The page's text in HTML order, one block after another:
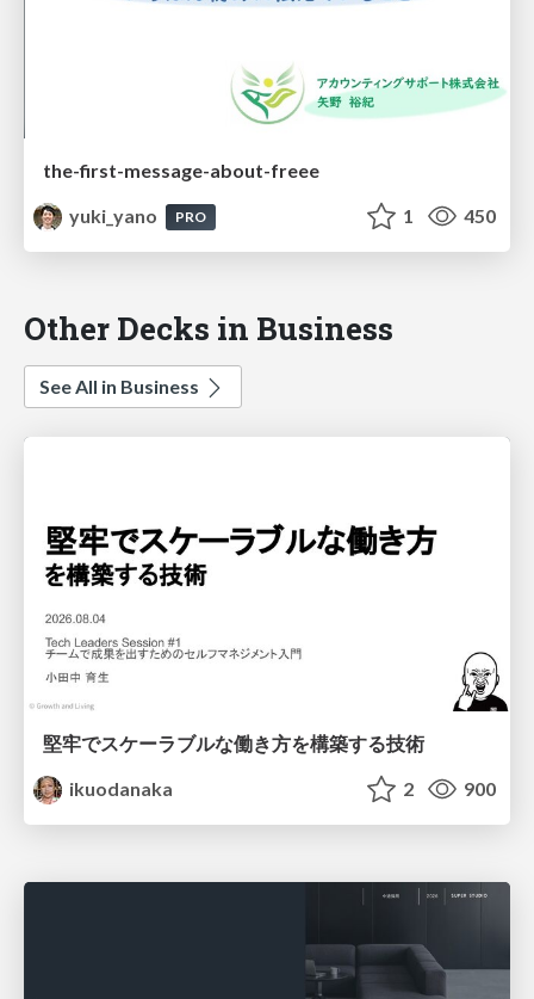
the-first-message-about-freee
yuki_yano
PRO 1 450
Other Decks in Business
See All in Business
堅牢でスケーラブルな働き方を構築する技術
ikuodanaka
2 900